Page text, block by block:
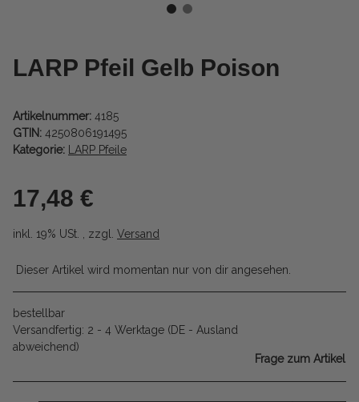
LARP Pfeil Gelb Poison
Artikelnummer: 4185
GTIN: 4250806191495
Kategorie: LARP Pfeile
17,48 €
inkl. 19% USt. , zzgl. Versand
Dieser Artikel wird momentan nur von dir angesehen.
bestellbar
Versandfertig: 2 - 4 Werktage (DE - Ausland
abweichend)
Frage zum Artikel